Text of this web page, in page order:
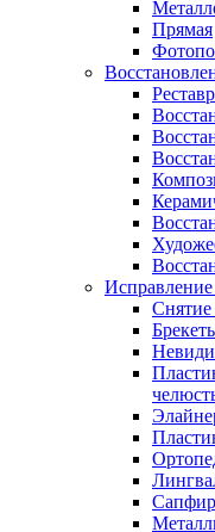
Прямая
Снятие